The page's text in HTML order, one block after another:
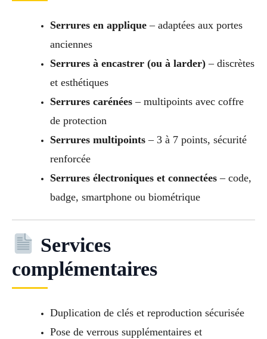
Serrures en applique– adaptées aux portes
anciennes
Serrures à encastrer (ou à larder)– discrètes
et esthétiques
Serrures carénées– multipoints avec coffre
de protection
Serrures multipoints– 3 à 7 points, sécurité
renforcée
Serrures électroniques et connectées– code,
badge, smartphone ou biométrique
Services
complémentaires
Duplication de clés et reproduction sécurisée
Pose de verrous supplémentaires et